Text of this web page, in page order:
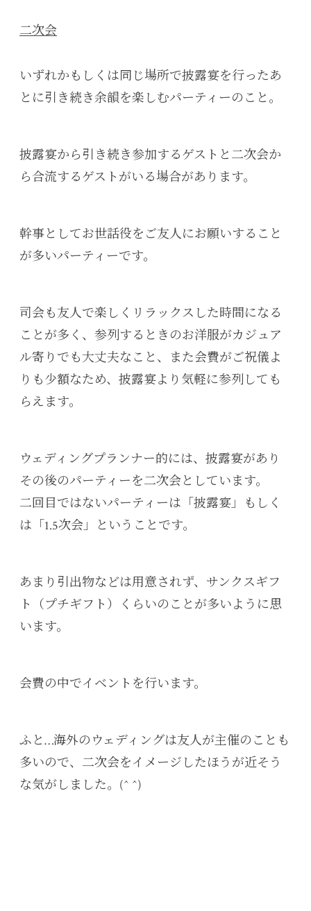
二次会
いずれかもしくは同じ場所で披露宴を行ったあ
とに引き続き余韻を楽しむパーティーのこと。
披露宴から引き続き参加するゲストと二次会か
ら合流するゲストがいる場合があります。
幹事としてお世話役をご友人にお願いすること
が多いパーティーです。
司会も友人で楽しくリラックスした時間になる
ことが多く、参列するときのお洋服がカジュア
ル寄りでも大丈夫なこと、また会費がご祝儀よ
りも少額なため、披露宴より気軽に参列しても
らえます。
ウェディングプランナー的には、披露宴があり
その後のパーティーを二次会としています。
二回目ではないパーティーは「披露宴」もしく
は「1.5次会」ということです。
あまり引出物などは用意されず、サンクスギフ
ト（プチギフト）くらいのことが多いように思
います。
会費の中でイベントを行います。
ふと…海外のウェディングは友人が主催のことも
多いので、二次会をイメージしたほうが近そう
な気がしました。(^ ^)